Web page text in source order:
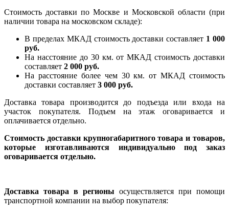
Стоимость доставки по Москве и Московской области (при
наличии товара на московском складе):
В пределах МКАД стоимость доставки составляет 1 000
руб.
На насcтояние до 30 км. от МКАД стоимость доставки
составляет 2 000 руб.
На расстояние более чем 30 км. от МКАД стоимость
доставки составляет 3 000 руб.
Доставка товара производится до подъезда или входа на
участок покупателя. Подъем на этаж оговаривается и
оплачивается отдельно.
Стоимость доставки крупногабаритного товара и товаров,
которые изготавливаются индивидуально под заказ
оговаривается отдельно.
Доставка товара в регионы осуществляется при помощи
транспортной компании на выбор покупателя: